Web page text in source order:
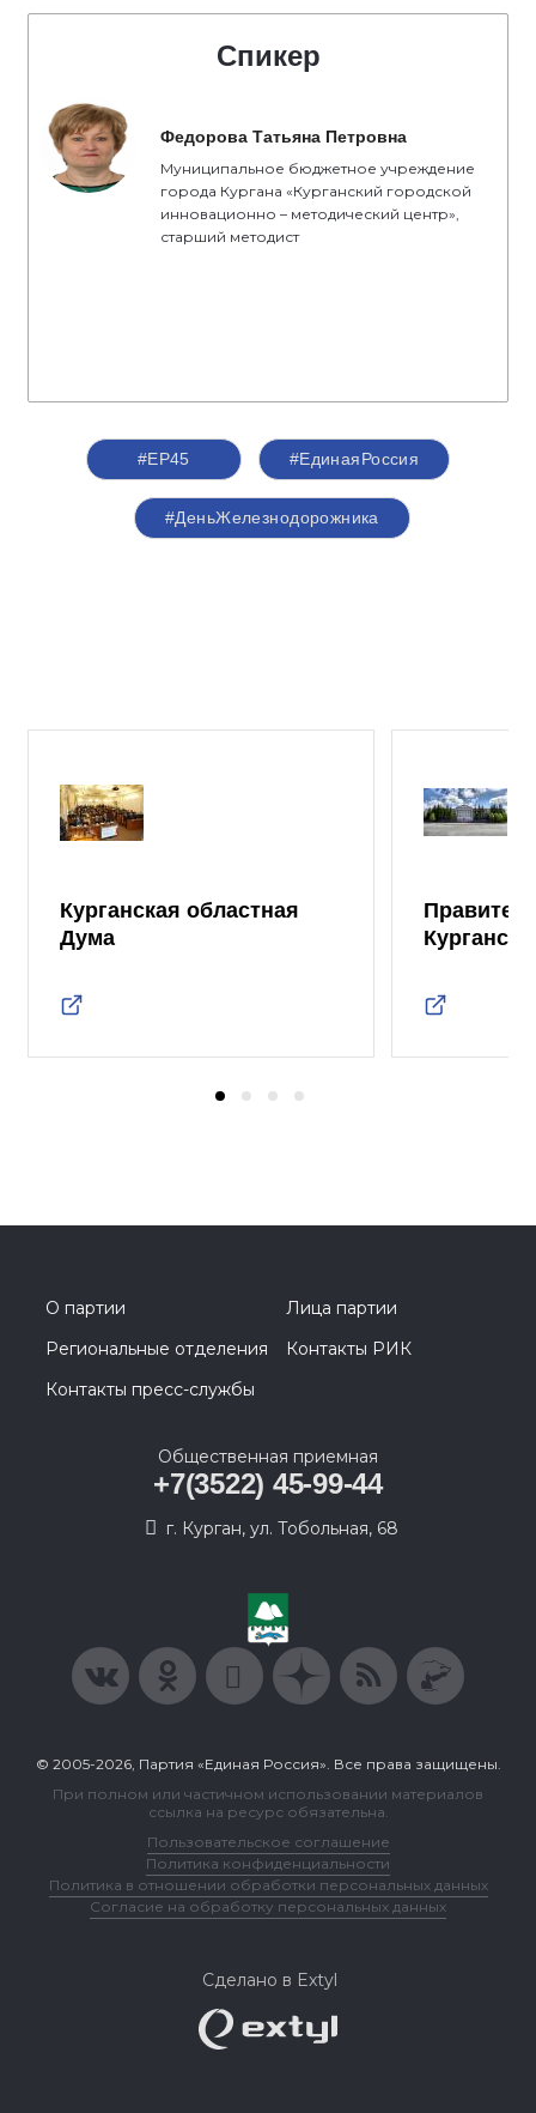
Спикер
Федорова Татьяна Петровна
Муниципальное бюджетное учреждение
города Кургана «Курганский городской
инновационно – методический центр»,
старший методист
#ЕР45 #ЕдинаяРоссия
#ДеньЖелезнодорожника
Курганская областная
Дума
О партии
Лица партии
Региональные отделения
Контакты РИК
Контакты пресс-службы
Общественная приемная
+7(3522) 45-99-44
г. Курган, ул. Тобольная, 68
© 2005-2026, Партия «Единая Россия». Все права защищены.
При полном или частичном использовании материалов
ссылка на ресурс обязательна.
Пользовательское соглашение
Политика конфиденциальности
Политика в отношении обработки персональных данных
Согласие на обработку персональных данных
Сделано в Extyl